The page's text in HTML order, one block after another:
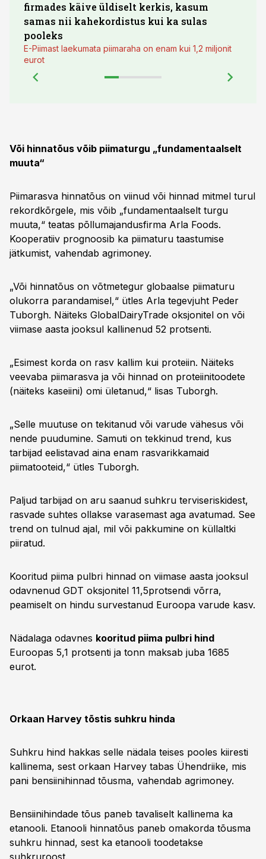
firmades käive üldiselt kerkis, kasum
samas nii kahekordistus kui ka sulas
pooleks
E-Piimast laekumata piimaraha on enam kui 1,2 miljonit
eurot
Või hinnatõus võib piimaturgu „fundamentaalselt
muuta“
Piimarasva hinnatõus on viinud või hinnad mitmel turul
rekordkõrgele, mis võib „fundamentaalselt turgu
muuta,“ teatas põllumajandusfirma Arla Foods.
Kooperatiiv prognoosib ka piimaturu taastumise
jätkumist, vahendab agrimoney.
„Või hinnatõus on võtmetegur globaalse piimaturu
olukorra parandamisel,“ ütles Arla tegevjuht Peder
Tuborgh. Näiteks GlobalDairyTrade oksjonitel on või
viimase aasta jooksul kallinenud 52 protsenti.
„Esimest korda on rasv kallim kui proteiin. Näiteks
veevaba piimarasva ja või hinnad on proteiinitoodete
(näiteks kaseiini) omi ületanud,“ lisas Tuborgh.
„Selle muutuse on tekitanud või varude vähesus või
nende puudumine. Samuti on tekkinud trend, kus
tarbijad eelistavad aina enam rasvarikkamaid
piimatooteid,“ ütles Tuborgh.
Paljud tarbijad on aru saanud suhkru terviseriskidest,
rasvade suhtes ollakse varasemast aga avatumad. See
trend on tulnud ajal, mil või pakkumine on küllaltki
piiratud.
Kooritud piima pulbri hinnad on viimase aasta jooksul
odavnenud GDT oksjonitel 11,5protsendi võrra,
peamiselt on hindu survestanud Euroopa varude kasv.
Nädalaga odavnes kooritud piima pulbri hind
Euroopas 5,1 protsenti ja tonn maksab juba 1685
eurot.
Orkaan Harvey tõstis suhkru hinda
Suhkru hind hakkas selle nädala teises pooles kiiresti
kallinema, sest orkaan Harvey tabas Ühendriike, mis
pani bensiinihinnad tõusma, vahendab agrimoney.
Bensiinihindade tõus paneb tavaliselt kallinema ka
etanooli. Etanooli hinnatõus paneb omakorda tõusma
suhkru hinnad, sest ka etanooli toodetakse
suhkruroost.